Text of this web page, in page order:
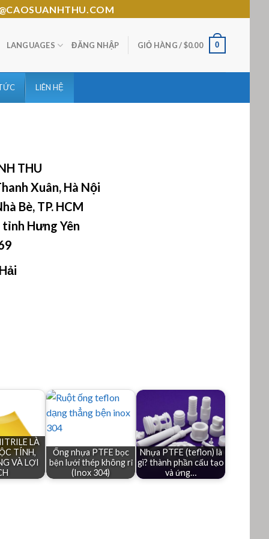
LANGUAGES ĐĂNG NHẬP GIỎ HÀNG /$0.00 0
LIÊN HỆ
THU
Xuân, Hà Nội
Bè, TP. HCM
Hưng Yên
LÀ
TÍNH,
VÀ LỢI
Ống nhựa PTFE bọc
bện lưới thép không rỉ
(Inox 304)
Nhựa PTFE (teflon) là
gì? thành phần cấu tạo
và ứng…